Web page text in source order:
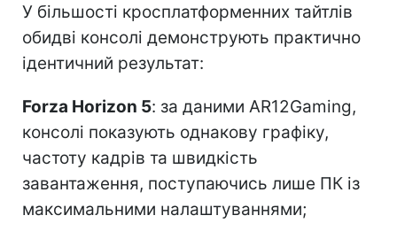
У більшості кросплатформенних тайтлів
обидві консолі демонструють практично
ідентичний результат:
Forza Horizon 5: за даними AR12Gaming,
консолі показують однакову графіку,
частоту кадрів та швидкість
завантаження, поступаючись лише ПК із
максимальними налаштуваннями;